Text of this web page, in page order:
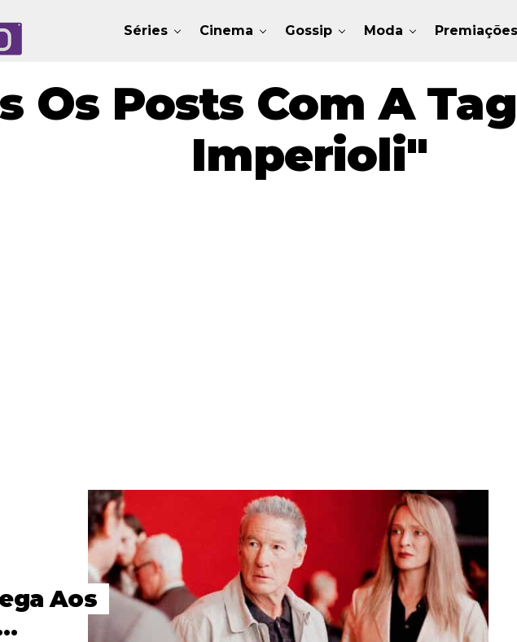
Séries Cinema Gossip Moda Premiações
Os Posts Com A
Imperioli"
Aos